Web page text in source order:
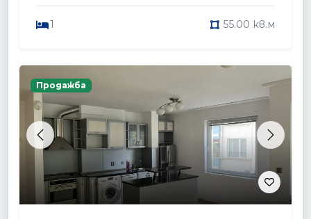
1 55.00 кв.м
Previous Next
Продажба